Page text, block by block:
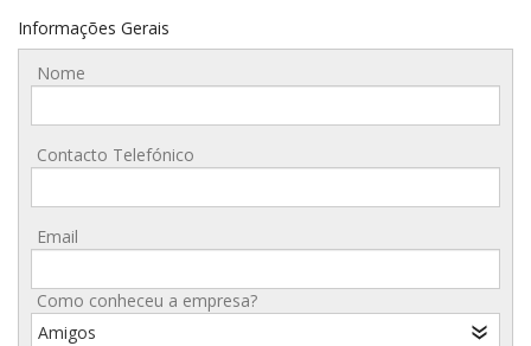
Informações Gerais
Nome
Contacto Telefónico
Email
Como conheceu a empresa?
Amigos